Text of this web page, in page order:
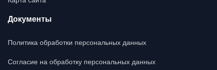
Документы
Политика обработки персональных данных
Согласие на обработку персональных данных